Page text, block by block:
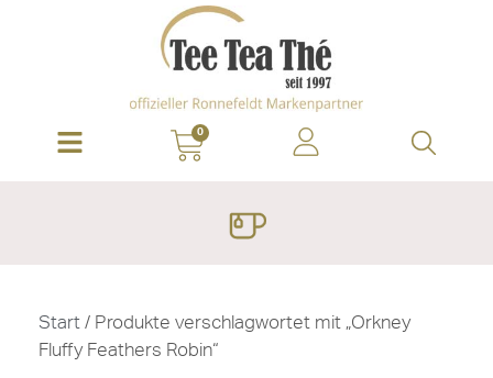
0
Start / Produkte verschlagwortet mit „Orkney
Fluffy Feathers Robin“